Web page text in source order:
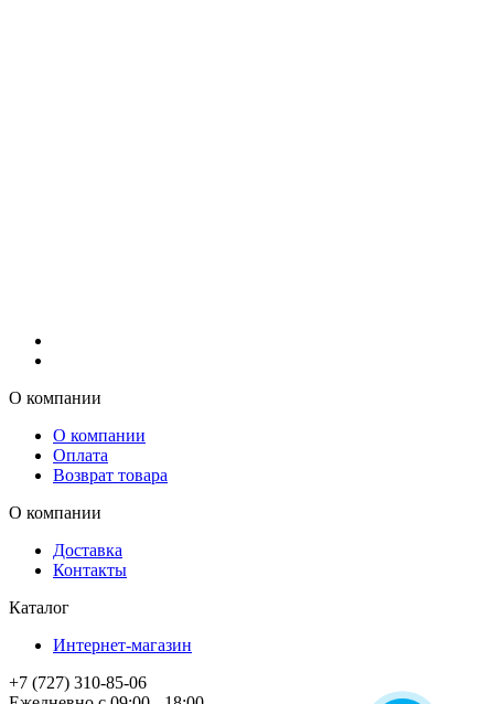
О компании
О компании
Оплата
Возврат товара
О компании
Доставка
Контакты
Каталог
Интернет-магазин
+7 (727) 310-85-06